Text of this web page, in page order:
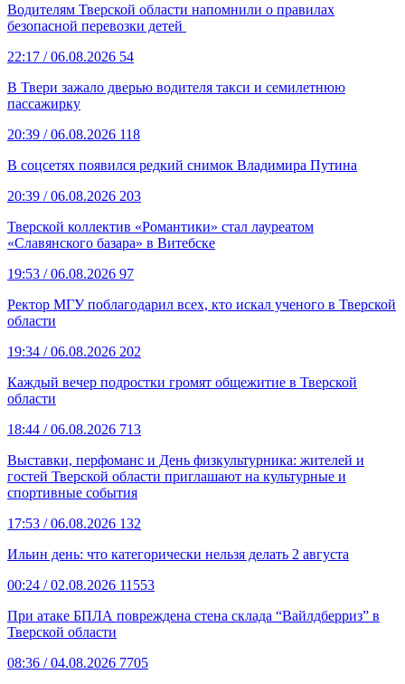
Водителям Тверской области напомнили о правилах
безопасной перевозки детей
22:17 / 06.08.2026 54
В Твери зажало дверью водителя такси и семилетнюю
пассажирку
20:39 / 06.08.2026 118
В соцсетях появился редкий снимок Владимира Путина
20:39 / 06.08.2026 203
Тверской коллектив «Романтики» стал лауреатом
«Славянского базара» в Витебске
19:53 / 06.08.2026 97
Ректор МГУ поблагодарил всех, кто искал ученого в Тверской
области
19:34 / 06.08.2026 202
Каждый вечер подростки громят общежитие в Тверской
области
18:44 / 06.08.2026 713
Выставки, перфоманс и День физкультурника: жителей и
гостей Тверской области приглашают на культурные и
спортивные события
17:53 / 06.08.2026 132
Ильин день: что категорически нельзя делать 2 августа
00:24 / 02.08.2026 11553
При атаке БПЛА повреждена стена склада “Вайлдберриз” в
Тверской области
08:36 / 04.08.2026 7705